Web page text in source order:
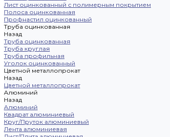
Лист оцинкованный с полимерным покрытием
Полоса оцинкованная
Профнастил оцинкованный
Труба оцинкованная
Назад
Труба оцинкованная
Труба круглая
Труба профильная
Уголок оцинкованный
Цветной металлопрокат
Назад
Цветной металлопрокат
Алюминий
Назад
Алюминий
Квадрат алюминиевый
Круг/Пруток алюминиевый
Лента алюминиевая